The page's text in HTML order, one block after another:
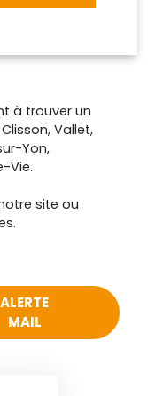
à trouver un
Vallet,
Yon,
Vie.
site ou
ALERTE
MAIL